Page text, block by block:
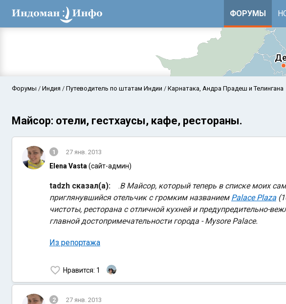
ФОРУМЫ
Аравийское море
Форумы Индия Путеводитель по штатам Индии Карнатака, Андра Прадеш и Телингана
Майсор: отели, гестхаусы, кафе, рестораны.
1 27 янв. 2013
Elena Vasta (сайт-админ)
tadzh сказал(а): .В Майсор, который теперь в списке моих
приглянувшийся отельчик с громким названием Palace Plaza
чистоты, ресторана с отличной кухней и предупредительно-
главной достопримечательности города - Mysore Palace.
Из репортажа
Нравится: 1
2 27 янв. 2013